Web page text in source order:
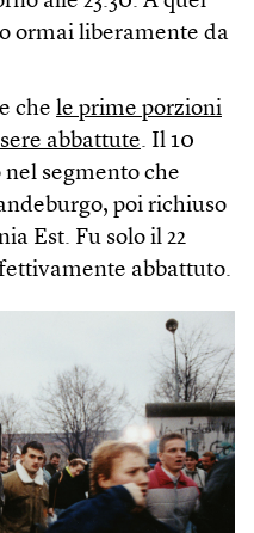
ormai liberamente da
che le prime porzioni
abbattute. Il 10
segmento che
poi richiuso
Est. Fu solo il 22
abbattuto.